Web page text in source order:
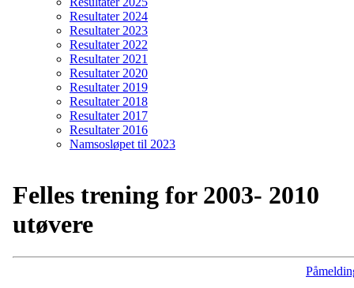
Resultater 2024
Resultater 2023
Resultater 2022
Resultater 2021
Resultater 2020
Resultater 2019
Resultater 2018
Resultater 2017
Resultater 2016
Namsosløpet til 2023
Felles trening for 2003- 2010
utøvere